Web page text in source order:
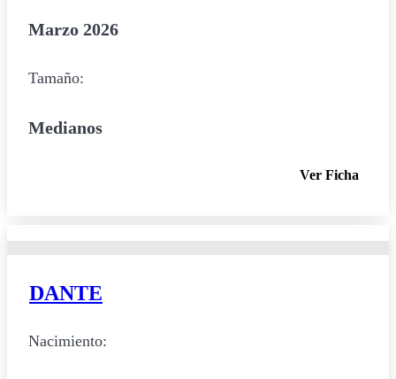
Marzo 2026
Tamaño:
Medianos
Ver Ficha
DANTE
Nacimiento: